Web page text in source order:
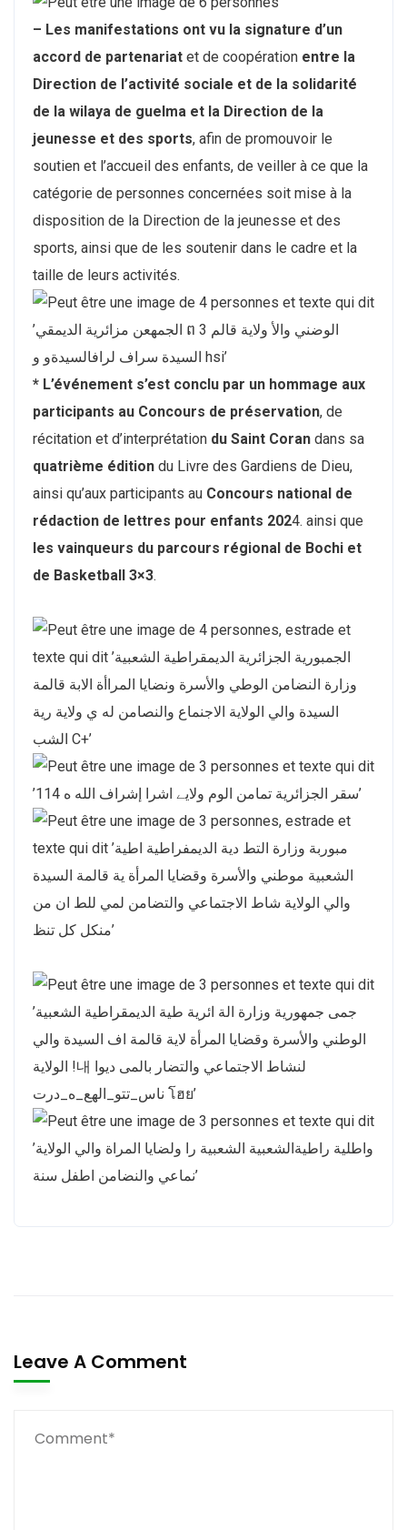
– Les manifestations ont vu la signature d’un
accord de partenariat et de coopération entre la
Direction de l’activité sociale et de la solidarité
de la wilaya de guelma et la Direction de la
jeunesse et des sports, afin de promouvoir le
soutien et l’accueil des enfants, de veiller à ce que la
catégorie de personnes concernées soit mise à la
disposition de la Direction de la jeunesse et des
sports, ainsi que de les soutenir dans le cadre et la
taille de leurs activités.
* L’événement s’est conclu par un hommage aux
participants au Concours de préservation, de
récitation et d’interprétation du Saint Coran dans sa
quatrième édition du Livre des Gardiens de Dieu,
ainsi qu’aux participants au Concours national de
rédaction de lettres pour enfants 2024. ainsi que
les vainqueurs du parcours régional de Bochi et
de Basketball 3×3.
Leave A Comment